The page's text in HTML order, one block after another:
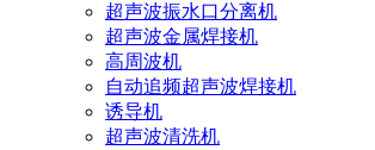
超声波振水口分离机
超声波金属焊接机
高周波机
自动追频超声波焊接机
诱导机
超声波清洗机